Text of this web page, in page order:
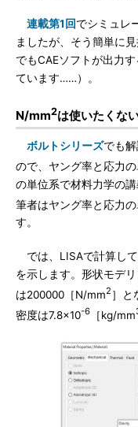
連載第1回でシミュレ
ましたが、そう簡単に
でもCAEソフトが出力
ています……）。
N/mm2は使いたくな
ボルトシリーズでも
ので、ヤング率と応力
の単位系で材料力学の
筆者はヤング率と応力
す。
では、LISAで計算して
を示します。形状モデ
は200000［N/mm2 ］と
密度は7.8×10-6 ［kg/mm